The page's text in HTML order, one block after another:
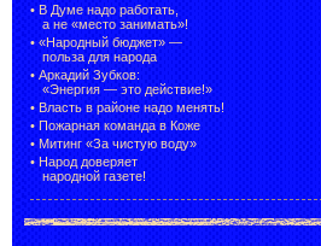
• В Думе надо работать,
а не «место занимать»!
• «Народный бюджет» —
польза для народа
• Аркадий Зубков:
«Энергия — это действие!»
• Власть в районе надо менять!
• Пожарная команда в Коже
• Митинг «За чистую воду»
• Народ доверяет
народной газете!